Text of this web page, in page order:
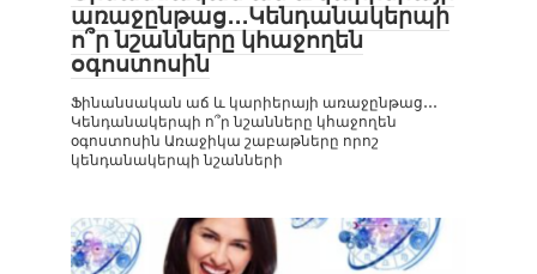
առաջընթաց․․․Կենդանակերպի
ո՞ր նշանները կհաջողեն
օգոստոսին
Ֆինանսական աճ և կարիերայի առաջընթաց․․․
Կենդանակերպի ո՞ր նշանները կհաջողեն
օգոստոսին Առաջիկա շաբաթները որոշ
կենդանակերպի նշանների